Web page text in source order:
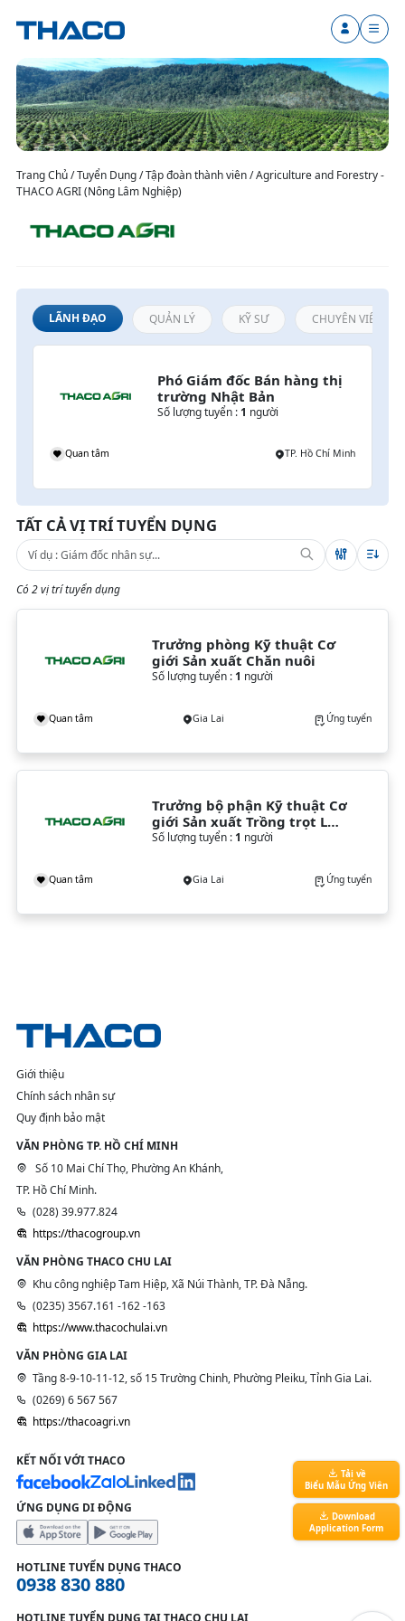
Trang Chủ / Tuyển Dụng / Tập đoàn thành viên / Agriculture and Forestry -
THACO AGRI (Nông Lâm Nghiệp)
LÃNH ĐẠO QUẢN LÝ KỸ SƯ CHUYÊN VIÊN /
Phó Giám đốc Bán hàng thị
trường Nhật Bản
Số lượng tuyển : 1 người
Quan tâm TP. Hồ Chí Minh
TẤT CẢ VỊ TRÍ TUYỂN DỤNG
Có 2 vị trí tuyển dụng
Trưởng phòng Kỹ thuật Cơ
giới Sản xuất Chăn nuôi
Số lượng tuyển : 1 người
Quan tâm Gia Lai Ứng tuyển
Trưởng bộ phận Kỹ thuật Cơ
giới Sản xuất Trồng trọt Lúa
& Cây lương thực
Số lượng tuyển : 1 người
Quan tâm Gia Lai Ứng tuyển
Giới thiệu
Chính sách nhân sự
Quy định bảo mật
VĂN PHÒNG TP. HỒ CHÍ MINH
Số 10 Mai Chí Thọ, Phường An Khánh,
TP. Hồ Chí Minh.
(028) 39.977.824
https://thacogroup.vn
VĂN PHÒNG THACO CHU LAI
Khu công nghiệp Tam Hiệp, Xã Núi Thành, TP. Đà Nẵng.
(0235) 3567.161 -162 -163
https://www.thacochulai.vn
VĂN PHÒNG GIA LAI
Tầng 8-9-10-11-12, số 15 Trường Chinh, Phường Pleiku, Tỉnh Gia Lai.
(0269) 6 567 567
https://thacoagri.vn
KẾT NỐI VỚI THACO
ỨNG DỤNG DI ĐỘNG
HOTLINE TUYỂN DỤNG THACO
0938 830 880
HOTLINE TUYỂN DỤNG TẠI THACO CHU LAI
Tải về
Biểu Mẫu Ứng Viên
Download
Application Form